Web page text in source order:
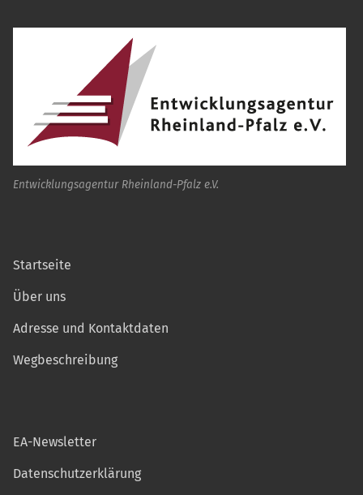
Entwicklungsagentur Rheinland-Pfalz e.V.
Startseite
Über uns
Adresse und Kontaktdaten
Wegbeschreibung
EA-Newsletter
Datenschutzerklärung